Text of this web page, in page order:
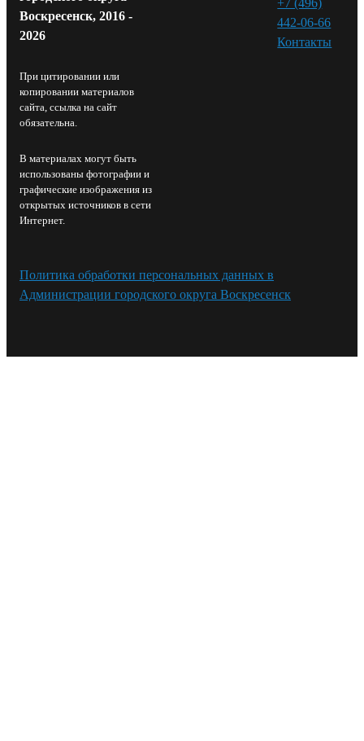
Воскресенск, 2016 -
2026
При цитировании или
копировании материалов
сайта, ссылка на сайт
обязательна.
В материалах могут быть
использованы фотографии и
графические изображения из
открытых источников в сети
Интернет.
442-06-66
Контакты⁠
Политика обработки персональных данных в
Администрации городского округа Воскресенск